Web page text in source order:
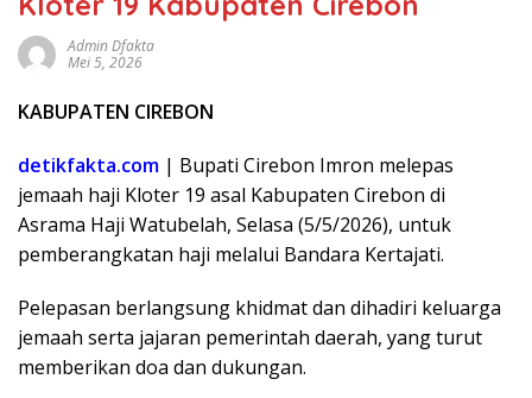
Admin Dfakta
Mei 5, 2026
KABUPATEN CIREBON
detikfakta.com | Bupati Cirebon Imron melepas
jemaah haji Kloter 19 asal Kabupaten Cirebon di
Asrama Haji Watubelah, Selasa (5/5/2026), untuk
pemberangkatan haji melalui Bandara Kertajati.
Pelepasan berlangsung khidmat dan dihadiri keluarga
jemaah serta jajaran pemerintah daerah, yang turut
memberikan doa dan dukungan.